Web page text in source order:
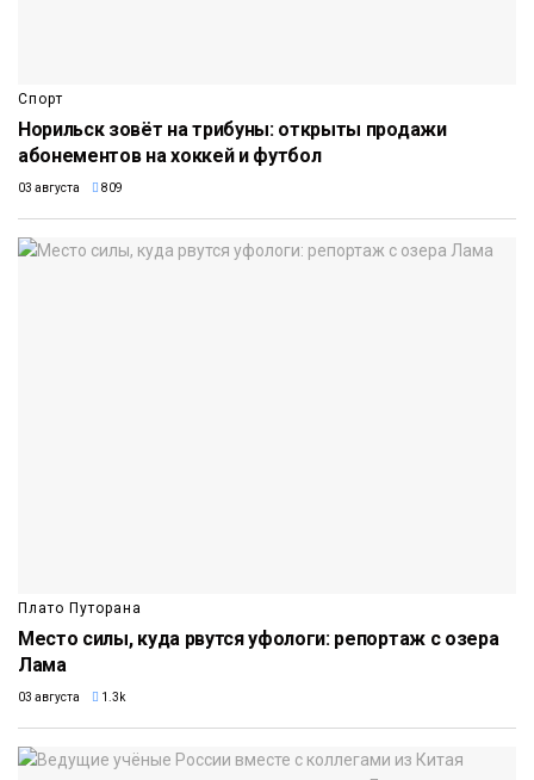
Спорт
Норильск зовёт на трибуны: открыты продажи
абонементов на хоккей и футбол
03 августа 809
Плато Путорана
Место силы, куда рвутся уфологи: репортаж с озера
Лама
03 августа 1.3k